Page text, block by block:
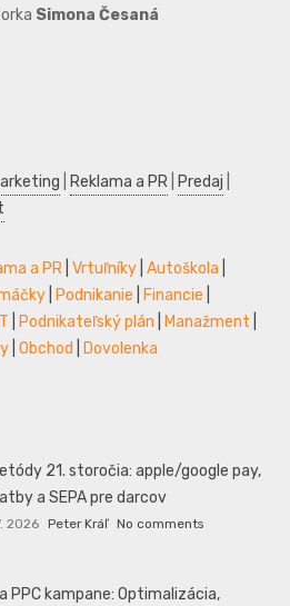
Simona Česaná
Reklama a PR Predaj
a PR Vrtuľníky Autoškola
Podnikanie Financie
Podnikateľský plán Manažment
Obchod Dovolenka
21. storočia: apple/google pay,
a SEPA pre darcov
2026 Peter Kráľ No comments
PPC kampane: Optimalizácia,